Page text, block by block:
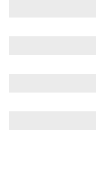
"Ливерпуль" уверенно